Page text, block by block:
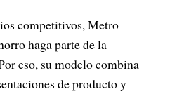
competitivos, Metro
haga parte de la
eso, su modelo combina
de producto y